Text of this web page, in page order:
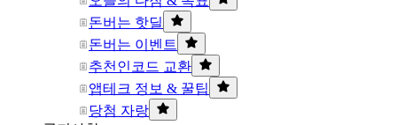
돈버는 핫딜
돈버는 이벤트
추천인코드 교환
앱테크 정보 & 꿀팁
당첨 자랑